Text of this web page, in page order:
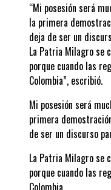
“Mi posesión será
la primera
deja de ser un
La Patria Milagro se
porque cuando las
Colombia”, escribió.
Mi posesión será
primera
de ser un discurso
La Patria Milagro se
porque cuando las
Colombia.